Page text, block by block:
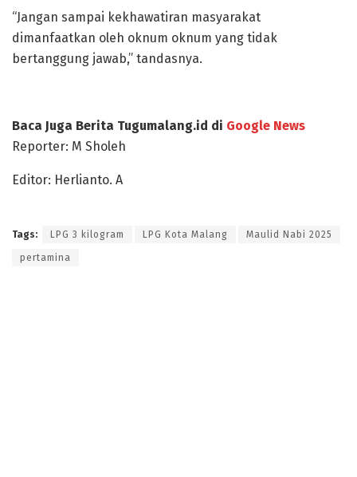
“Jangan sampai kekhawatiran masyarakat
dimanfaatkan oleh oknum oknum yang tidak
bertanggung jawab,” tandasnya.
Baca Juga Berita Tugumalang.id di Google News
Reporter: M Sholeh
Editor: Herlianto. A
Tags: LPG 3 kilogram LPG Kota Malang Maulid Nabi 2025
pertamina